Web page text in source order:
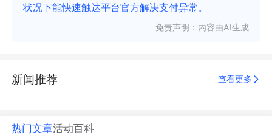
状况下能快速触达平台官方解决支付异常。
免责声明：内容由AI生成
新闻推荐 查看更多
热门文章活动百科